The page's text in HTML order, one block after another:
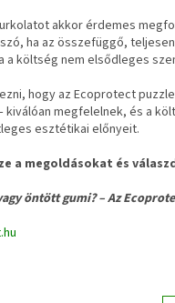
akkor érdemes
ha az összefüggő,
a költség nem elsődleges
hogy az Ecoprotect
kiválóan megfelelnek, és a
esztétikai előnyeit.
a megoldásokat és
öntött gumi? – Az